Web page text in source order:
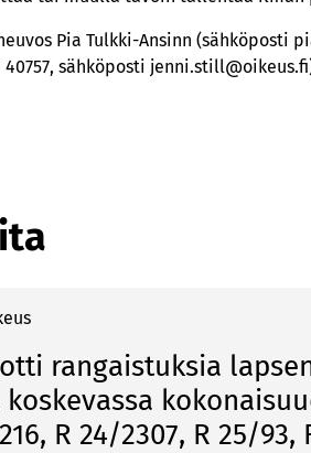
Pia Tulkki-Ansinn (sähköposti
sähköposti
rangaistuksia
R 24/2307, R 25/93,